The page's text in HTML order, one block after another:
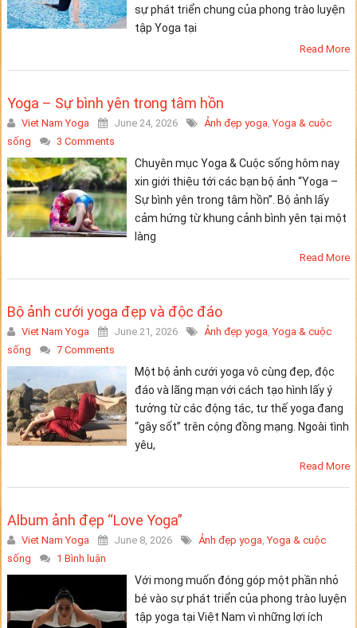
sự phát triển chung của phong trào luyện
tập Yoga tại
Read More
Yoga – Sự bình yên trong tâm hồn
Viet Nam Yoga June 24, 2026 Ảnh đẹp yoga,Yoga & cuộc
sống
3 Comments
Chuyên mục Yoga & Cuộc sống hôm nay
xin giới thiệu tới các bạn bộ ảnh “Yoga –
Sự bình yên trong tâm hồn”. Bộ ảnh lấy
cảm hứng từ khung cảnh bình yên tại một
làng
Read More
Bộ ảnh cưới yoga đẹp và độc đáo
Viet Nam Yoga June 21, 2026 Ảnh đẹp yoga,Yoga & cuộc
sống
7 Comments
Một bộ ảnh cưới yoga vô cùng đẹp, độc
đáo và lãng mạn với cách tạo hình lấy ý
tưởng từ các động tác, tư thế yoga đang
“gây sốt” trên cộng đồng mạng. Ngoài tình
yêu,
Read More
Album ảnh đẹp “Love Yoga”
Viet Nam Yoga June 8, 2026 Ảnh đẹp yoga,Yoga & cuộc
sống
1 Bình luận
Với mong muốn đóng góp một phần nhỏ
bé vào sự phát triển của phong trào luyện
tập yoga tại Việt Nam vì những lợi ích